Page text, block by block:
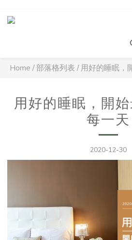
Home /部落格列表 /用好的睡眠，
用好的睡眠，開
每一天
2020-12-30